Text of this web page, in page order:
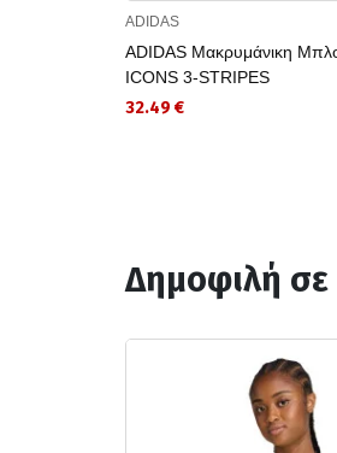
ADIDAS
ADIDAS Μακρυμάνικη
ICONS 3-STRIPES
32.49 €
Δημοφιλή σε